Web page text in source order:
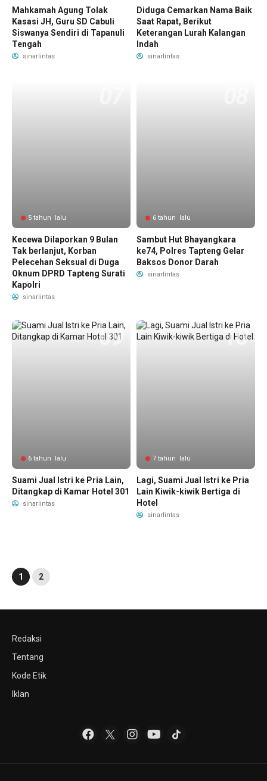
Mahkamah Agung Tolak
Kasasi JH, Guru SD Cabuli
Siswanya Sendiri di Tapanuli
Tengah
sinarlintas
Diduga Cemarkan Nama Baik
Saat Rapat, Berikut
Keterangan Lurah Kalangan
Indah
sinarlintas
5 tahun lalu
Kecewa Dilaporkan 9 Bulan
Tak berlanjut, Korban
Pelecehan Seksual di Duga
Oknum DPRD Tapteng Surati
Kapolri
sinarlintas
6 tahun lalu
Sambut Hut Bhayangkara
ke74, Polres Tapteng Gelar
Baksos Donor Darah
sinarlintas
6 tahun lalu
Suami Jual Istri ke Pria Lain,
Ditangkap di Kamar Hotel 301
sinarlintas
7 tahun lalu
Lagi, Suami Jual Istri ke Pria
Lain Kiwik-kiwik Bertiga di
Hotel
sinarlintas
1 2
Redaksi
Tentang
Kode Etik
Iklan